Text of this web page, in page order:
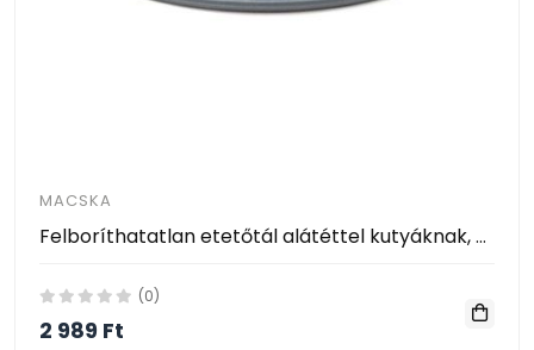
MACSKA
Felboríthatatlan etetőtál alátéttel kutyáknak, macskáknak
(0)
2 989 Ft